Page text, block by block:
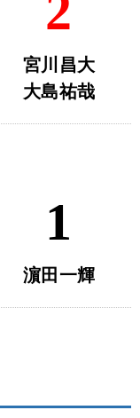
宮川昌大
大島祐哉
1
濵田一輝